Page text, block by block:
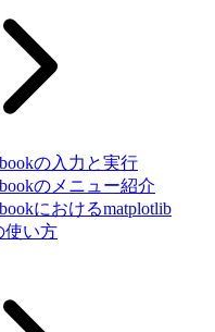
の入力と実行
のメニュー紹介
におけるmatplotlib
使い方